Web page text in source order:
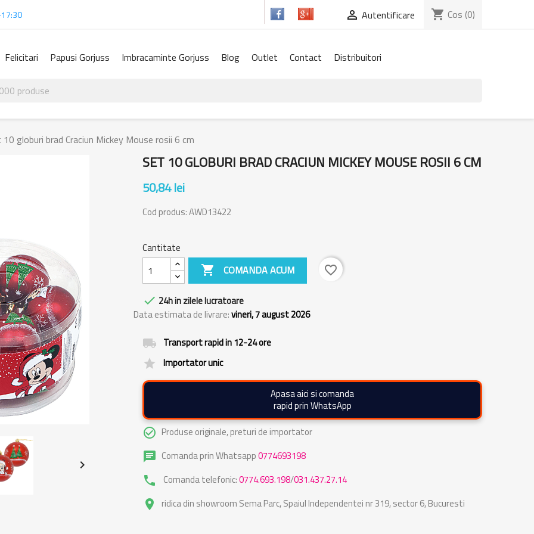
 Autentificare shopping_cart Cos (0)
Felicitari Papusi Gorjuss Imbracaminte Gorjuss Blog Outlet Contact Distribuitori
globuri brad Craciun Mickey Mouse rosii 6 cm

SET 10 GLOBURI BRAD CRACIUN MICKEY MOUSE ROSII 6 CM
50,84 lei
Cod produs:AWD13422
Cantitate
 COMANDA ACUM favorite_border
 24h in zilele lucratoare
Data estimata de livrare:vineri, 7 august 2026
local_shipping Transport rapid in 12-24 ore
grade Importator unic
Apasa aici si comanda
rapid prin WhatsApp
check_circle_outline Produse originale, preturi de importator
chat Comanda prin Whatsapp0774693198
phone Comanda telefonic:0774.693.198/031.437.27.14
place ridica din showroom Sema Parc, Spaiul Independentei nr 319, sector 6, Bucuresti